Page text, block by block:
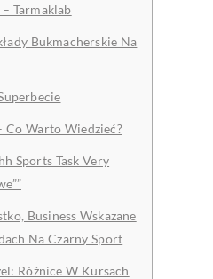
Tarmaklab
Bukmacherskie Na
Co Warto Wiedzieć?
Sports Task Very
Business Wskazane
Na Czarny Sport
Różnice W Kursach